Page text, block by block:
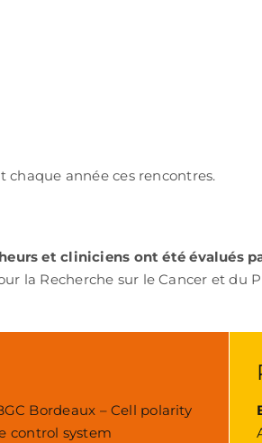
année ces rencontres.
et cliniciens ont été évalués
la Recherche sur le Cancer et du
Bordeaux – Cell polarity
control system